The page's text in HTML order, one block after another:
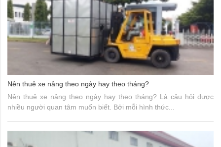
Nên thuê xe nâng theo ngày hay theo tháng?
Nên thuê xe nâng theo ngày hay theo tháng? Là câu hỏi được
nhiều người quan tâm muốn biết. Bởi mỗi hình thức...